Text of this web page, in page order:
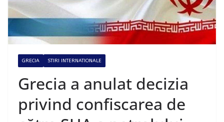
GRECIA STIRI INTERNATIONALE
Grecia a anulat decizia
privind confiscarea de